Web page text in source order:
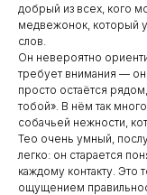
добрый из всех, кого
медвежонок, который
слов.
Он невероятно
требует внимания — он
просто остаётся
тобой». В нём так
собачьей нежности,
Тео очень умный,
легко: он старается
каждому контакту. Это
ощущением